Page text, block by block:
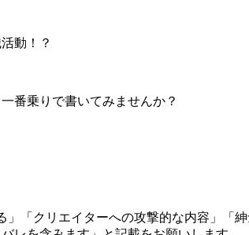
動！？
番乗りで書いてみませんか？
「クリエイターへの攻撃的な内容」「紳